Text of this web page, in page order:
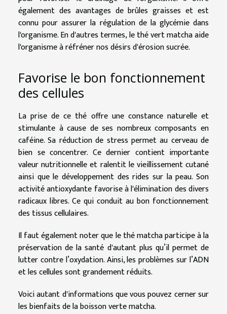
également des avantages de brûles graisses et est
connu pour assurer la régulation de la glycémie dans
l'organisme. En d'autres termes, le thé vert matcha aide
l'organisme à réfréner nos désirs d'érosion sucrée.
Favorise le bon fonctionnement
des cellules
La prise de ce thé offre une constance naturelle et
stimulante à cause de ses nombreux composants en
caféine. Sa réduction de stress permet au cerveau de
bien se concentrer. Ce dernier contient importante
valeur nutritionnelle et ralentit le vieillissement cutané
ainsi que le développement des rides sur la peau. Son
activité antioxydante favorise à l'élimination des divers
radicaux libres. Ce qui conduit au bon fonctionnement
des tissus cellulaires.
Il faut également noter que le thé matcha participe à la
préservation de la santé d'autant plus qu’il permet de
lutter contre l’oxydation. Ainsi, les problèmes sur l’ADN
et les cellules sont grandement réduits.
Voici autant d'informations que vous pouvez cerner sur
les bienfaits de la boisson verte matcha.